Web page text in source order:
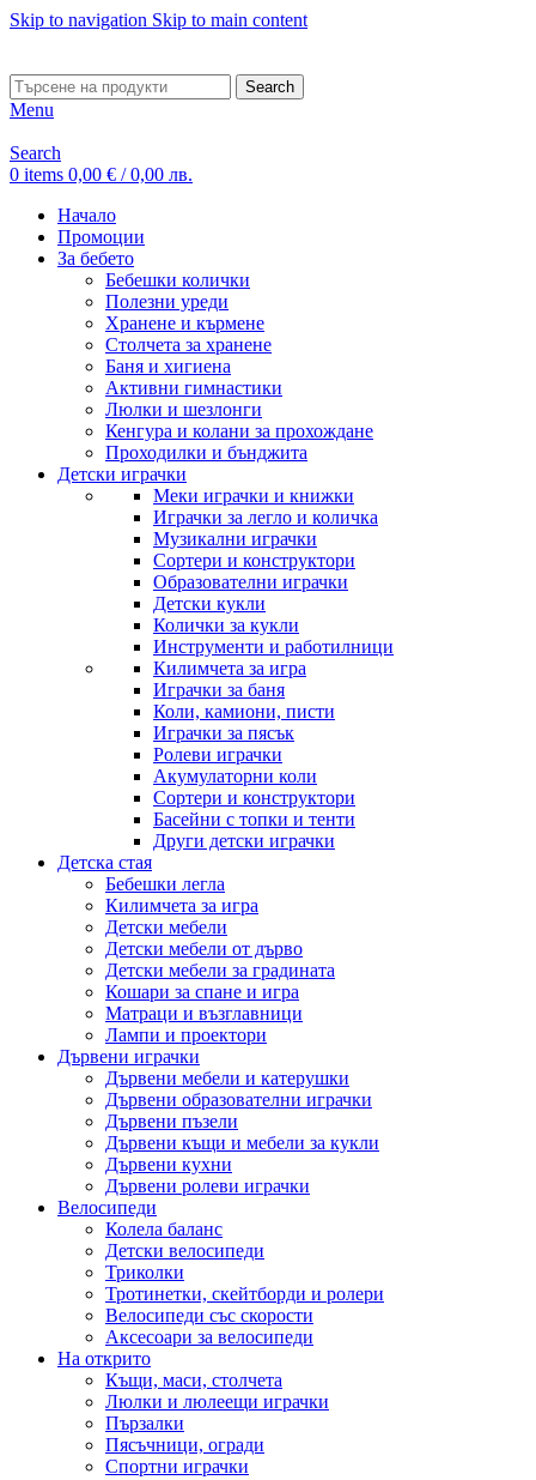
Skip to navigation Skip to main content
Search
Menu
Search
0 items 0,00 € / 0,00 лв.
Начало
Промоции
За бебето
Бебешки колички
Полезни уреди
Хранене и кърмене
Столчета за хранене
Баня и хигиена
Активни гимнастики
Люлки и шезлонги
Кенгура и колани за прохождане
Проходилки и бънджита
Детски играчки
Меки играчки и книжки
Играчки за легло и количка
Музикални играчки
Сортери и конструктори
Образователни играчки
Детски кукли
Колички за кукли
Инструменти и работилници
Килимчета за игра
Играчки за баня
Коли, камиони, писти
Играчки за пясък
Ролеви играчки
Акумулаторни коли
Сортери и конструктори
Басейни с топки и тенти
Други детски играчки
Детска стая
Бебешки легла
Килимчета за игра
Детски мебели
Детски мебели от дърво
Детски мебели за градината
Кошари за спане и игра
Матраци и възглавници
Лампи и проектори
Дървени играчки
Дървени мебели и катерушки
Дървени образователни играчки
Дървени пъзели
Дървени къщи и мебели за кукли
Дървени кухни
Дървени ролеви играчки
Велосипеди
Колела баланс
Детски велосипеди
Триколки
Тротинетки, скейтборди и ролери
Велосипеди със скорости
Аксесоари за велосипеди
На открито
Къщи, маси, столчета
Люлки и люлеещи играчки
Пързалки
Пясъчници, огради
Спортни играчки